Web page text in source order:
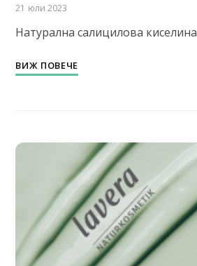
21 юли 2023
Натурална салицилова киселина
ВИЖ ПОВЕЧЕ